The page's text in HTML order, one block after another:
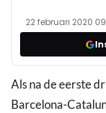
22 februari 2020
Als na de eerste
Barcelona-